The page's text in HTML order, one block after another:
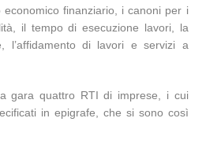
finanziario, i canoni per i
il tempo di esecuzione lavori, la
l’affidamento di lavori e servizi a
gara quattro RTI di imprese, i cui
in epigrafe, che si sono così